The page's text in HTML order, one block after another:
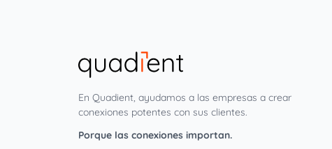
En Quadient, ayudamos a las empresas a crear
conexiones potentes con sus clientes.
Porque las conexiones importan.